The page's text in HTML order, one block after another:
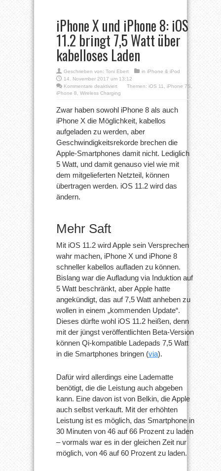
iPhone X und iPhone 8: iOS
11.2 bringt 7,5 Watt über
kabelloses Laden
Geschrieben von: Toni Ebert in iPhone & iPod
14. November 2017 um 13:12
Kommentare deaktiviertfür
iPhone
und
iPhone
8:
11.2
bringt
Watt
kabelloses
Laden
Themen: iOS 11 iPhone 7S
iPhone 8
Wireless Charging
Zwar haben sowohl iPhone 8 als auch
iPhone X die Möglichkeit, kabellos
aufgeladen zu werden, aber
Geschwindigkeitsrekorde brechen die
Apple-Smartphones damit nicht. Lediglich
5 Watt, und damit genauso viel wie mit
dem mitgelieferten Netzteil, können
übertragen werden. iOS 11.2 wird das
ändern.
Mehr Saft
Mit iOS 11.2 wird Apple sein Versprechen
wahr machen, iPhone X und iPhone 8
schneller kabellos aufladen zu können.
Bislang war die Aufladung via Induktion auf
5 Watt beschränkt, aber Apple hatte
angekündigt, das auf 7,5 Watt anheben zu
wollen in einem „kommenden Update“.
Dieses dürfte wohl iOS 11.2 heißen, denn
mit der jüngst veröffentlichten Beta-Version
können Qi-kompatible Ladepads 7,5 Watt
in die Smartphones bringen (via).
Dafür wird allerdings eine Ladematte
benötigt, die die Leistung auch abgeben
kann. Eine davon ist von Belkin, die Apple
auch selbst verkauft. Mit der erhöhten
Leistung ist es möglich, das Smartphone in
30 Minuten von 46 auf 66 Prozent zu laden
– vormals war es in der gleichen Zeit nur
möglich, von 46 auf 60 Prozent zu laden.